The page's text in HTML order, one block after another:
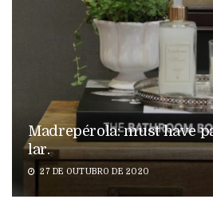
Madrepérola: must have
lar.
27 DE OUTUBRO DE 2020